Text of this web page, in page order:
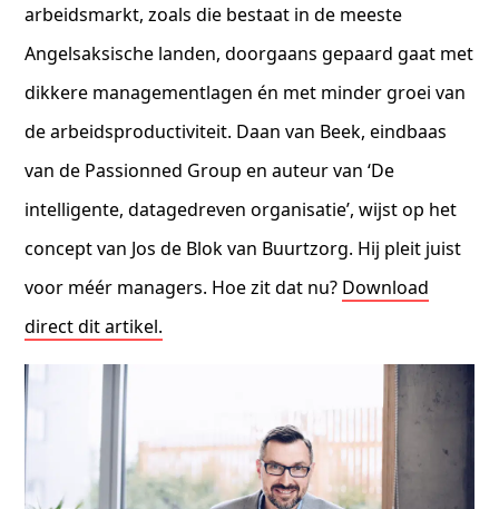
arbeidsmarkt, zoals die bestaat in de meeste
Angelsaksische landen, doorgaans gepaard gaat met
dikkere managementlagen én met minder groei van
de arbeidsproductiviteit. Daan van Beek, eindbaas
van de Passionned Group en auteur van ‘De
intelligente, datagedreven organisatie’, wijst op het
concept van Jos de Blok van Buurtzorg. Hij pleit juist
voor méér managers. Hoe zit dat nu? Download
direct dit artikel.